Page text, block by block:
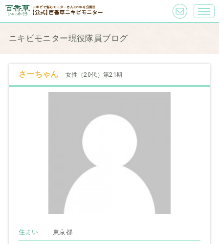
ニキビモニター現役隊員ブログ
さーちゃん 女性（20代）第21期
住まい 東京都